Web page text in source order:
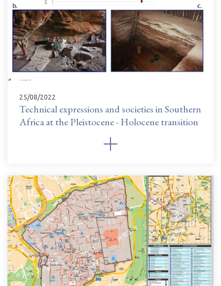
25/08/2022
Technical expressions and societies in Southern
Africa at the Pleistocene - Holocene transition